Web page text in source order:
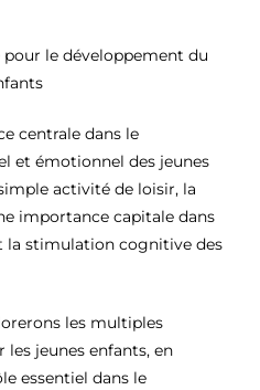
pour le développement du
centrale dans le
et émotionnel des jeunes
activité de loisir, la
importance capitale dans
la stimulation cognitive des
les multiples
jeunes enfants, en
essentiel dans le